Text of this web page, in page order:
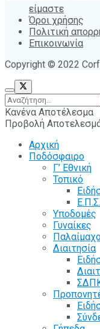
είμαστε
Όροι χρήσης
Πολιτική
Επικοινωνία
Copyright © 2022
Κανένα Αποτέλεσμα
Προβολή
Αρχική
Ποδόσφαιρο
Γ’ Εθνική
Τοπικό
Υποδομές
Γυναίκες
Διαιτησία